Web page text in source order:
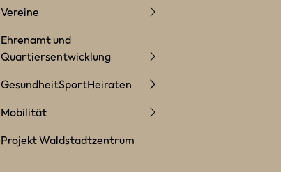
Vereine
Ehrenamt und
Quartiersentwicklung
GesundheitSportHeiraten
Mobilität
Projekt Waldstadtzentrum